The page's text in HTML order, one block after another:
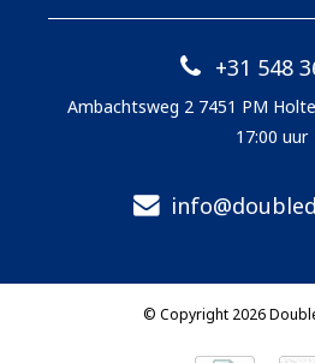
+31 548
Ambachtsweg 2 7451 PM
17:00 uur
© Copyright 2026